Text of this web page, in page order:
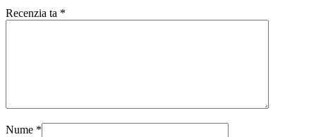
Recenzia ta *
Nume *